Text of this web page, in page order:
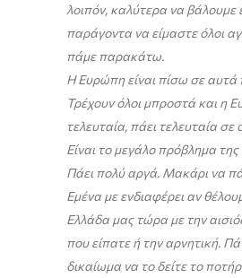
λοιπόν, καλύτερα να βάλουμε
παράγοντα να είμαστε όλοι
πάμε παρακάτω.
Η Ευρώπη είναι πίσω σε αυτά
Τρέχουν όλοι μπροστά και η
τελευταία, πάει τελευταία
Είναι το μεγάλο πρόβλημα
Πάει πολύ αργά. Μακάρι να
Εμένα με ενδιαφέρει αν
Ελλάδα μας τώρα με την
που είπατε ή την αρνητική.
δικαίωμα να το δείτε το